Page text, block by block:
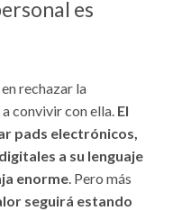
es
rechazar la
convivir con ella. El
pads electrónicos,
a su lenguaje
enorme. Pero más
seguirá estando